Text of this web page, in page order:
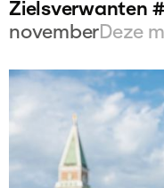
Zielsverwanten
novemberDeze